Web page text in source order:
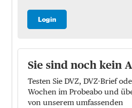
Login
Sie sind noch kein
Testen Sie DVZ, DVZ-Brief
Wochen im Probeabo und
von unserem umfassenden